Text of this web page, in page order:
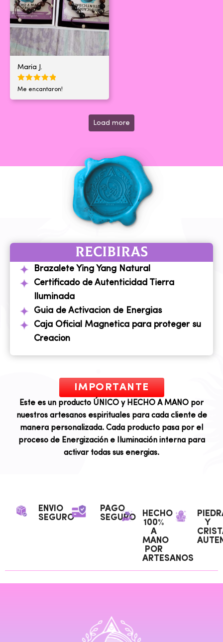
Maria J.
Me encantaron!
Load more
RECIBIRAS
Brazalete Ying Yang Natural
Certificado de Autenticidad Tierra
Iluminada
Guia de Activacion de Energias
Caja Oficial Magnetica para proteger su
Creacion
IMPORTANTE
Este es un producto ÚNICO y HECHO A MANO por
nuestros artesanos espirituales para cada cliente de
manera personalizada. Cada producto pasa por el
proceso de Energización e Iluminación interna para
activar todas sus energias.
ENVIO
SEGURO
PAGO
SEGURO
HECHO
100%
A
MANO
POR
ARTESANOS
Y